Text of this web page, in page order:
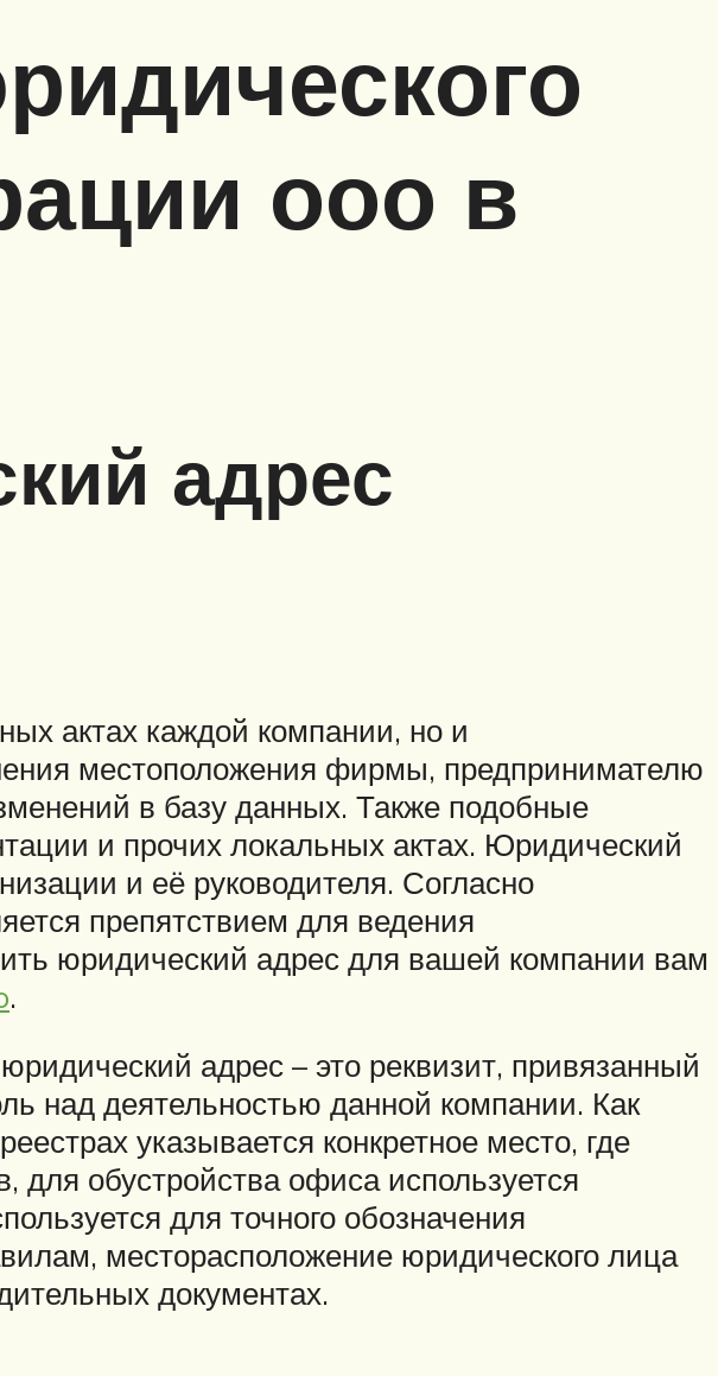
ооо в
адрес
актах каждой компании, но и
местоположения фирмы, предпринимателю
в базу данных. Также подобные
и прочих локальных актах. Юридический
и её руководителя. Согласно
препятствием для ведения
юридический адрес для вашей компании вам
.
адрес – это реквизит, привязанный
над деятельностью данной компании. Как
указывается конкретное место, где
обустройства офиса используется
для точного обозначения
месторасположение юридического лица
документах.